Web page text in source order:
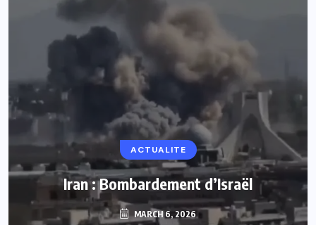
ACTUALITE
Iran : Bombardement d’Israël
MARCH 6, 2026